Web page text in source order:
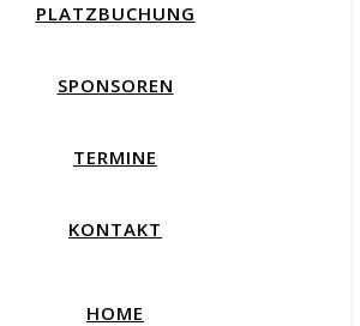
PLATZBUCHUNG
SPONSOREN
TERMINE
KONTAKT
HOME